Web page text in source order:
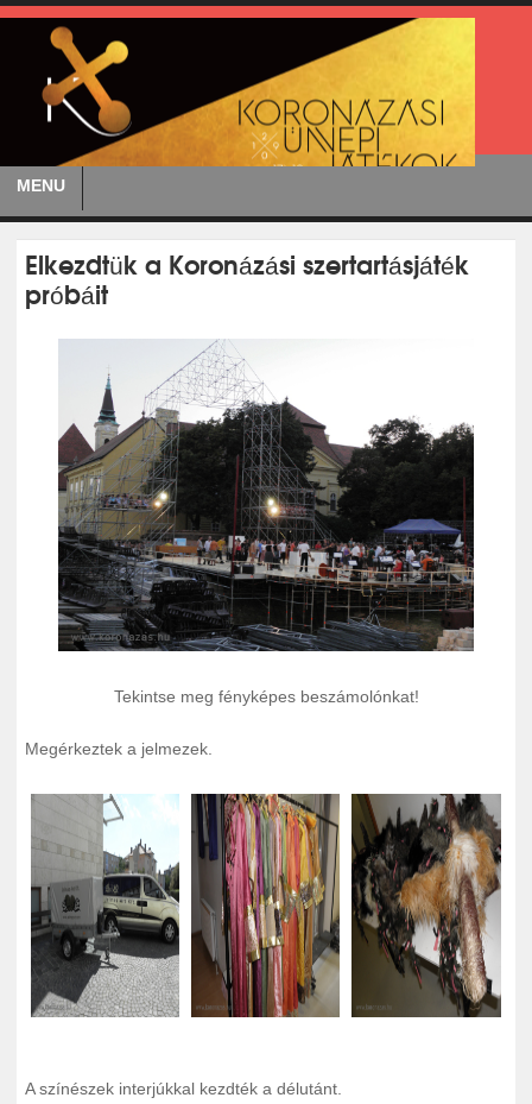
MENU
Elkezdtük a Koronázási szertartásjáték
próbáit
Tekintse meg fényképes beszámolónkat!
Megérkeztek a jelmezek.
A színészek interjúkkal kezdték a délutánt.